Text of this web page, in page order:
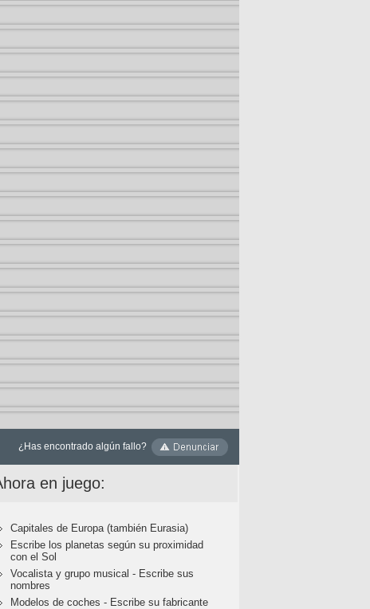
¿Has encontrado algún fallo?
en juego:
Capitales de Europa (también Eurasia)
Escribe los planetas según su proximidad
con el Sol
Vocalista y grupo musical - Escribe sus
nombres
Modelos de coches - Escribe su fabricante